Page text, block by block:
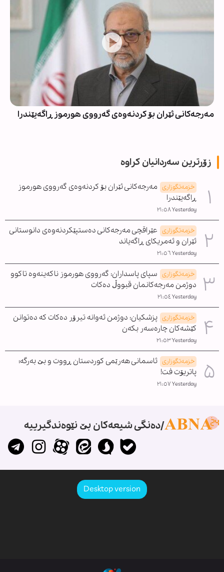
مەرجەکانی ئێران بۆ کردنەوەی گەرووی هورموز ڕاگەیێندرا
زۆرترین سەردانیان کراوە
خزمەتگوزاری مەرجەکانی ئێران بۆ کردنەوەی گەرووی هورموز
ڕاگەیێندرا
Yesterday ٢١:٥٨
خزمەتگوزاری عێراقچی مەرجەکانی دەستپێکردنەوەی دانوستانی
ئێران و ئەمریکای ڕاگەیاند
Yesterday ٢١:٥٦
خزمەتگوزاری سپای پاسداران: گەرووی هورموز ناکەینەوە تاکوو
دوژمن مەرجەکانمان قبووڵ دەکات
Yesterday ٢١:٥٤
خزمەتگوزاری پزشکیان: دوژمن ئەوانە تیرۆر دەکات کە دەتوانن
کێشەکان چارەسەر بکەن
Yesterday ٢١:٥٣
خزمەتگوزاری ئاسمانی هەرێمی کوردستان ڕووت و بێ بەرگە؛
پاتریۆت فت!
Yesterday ٢١:٥٧
دەنگی شیعەکان بێ نێوەندگیرییە
Desktop version